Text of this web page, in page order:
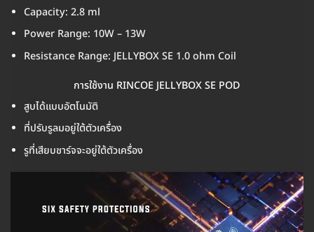
Capacity: 2.8 ml
Power Range: 10W – 13W
Resistance Range: JELLYBOX SE 1.0 ohm Coil
การใช้งาน RINCOE JELLYBOX SE POD
สูบได้แบบอัตโนมัติ
ที่ปรับรูลมอยู่ใต้ตัวเครื่อง
รูที่เสียบชาร์จจะอยู่ใต้ตัวเครื่อง